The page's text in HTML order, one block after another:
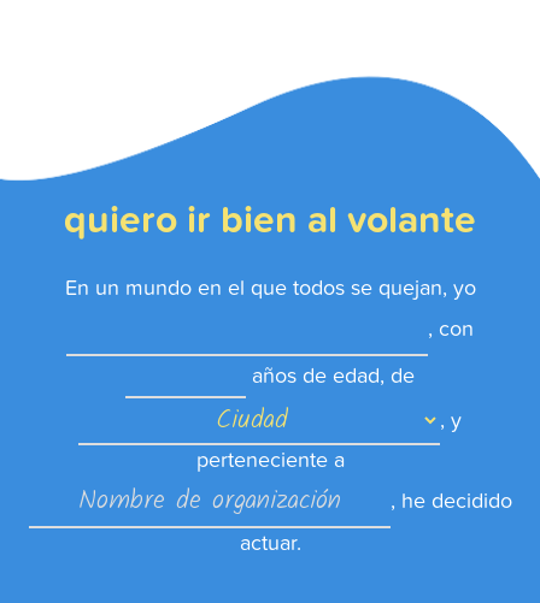
quiero ir bien al volante
En un mundo en el que todos se quejan, yo
, con
años de edad, de
, y
perteneciente a
, he decidido
actuar.